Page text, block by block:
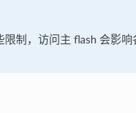
限制，访问主 flash 会影